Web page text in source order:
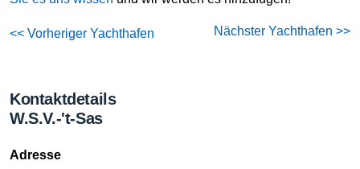
<< Vorheriger Yachthafen Nächster Yachthafen >>
Kontaktdetails
W.S.V.-'t-Sas
Adresse